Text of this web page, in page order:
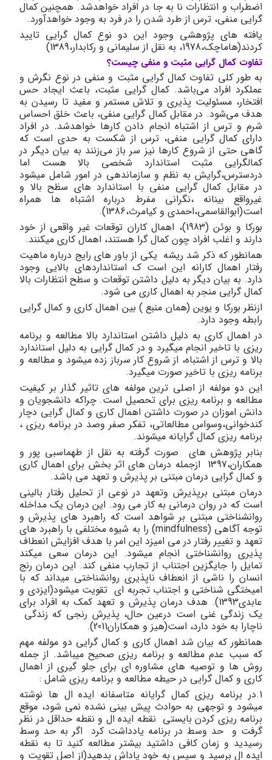
اضطراب و انتظارات نا به جا در افراد خواهد‌شد. همچنین کمال‌
گرایی منفی، ترس از طرد شدن را در فرد به وجود خواهد‌آورد.
یافته های پژوهشی وجود این دو نوع کمال گرایی تایید
کردند(هاماچک،1978، به نقل از سلیمانی و رکابدار،1389)
تفاوت کمال گرایی مثبت و منفی چیست؟
به طور کلی تفاوت کمال‌ گرایی مثبت و منفی در نوع نگرش و
عملکرد افراد می‌باشد. کمال‌ گرایی مثبت، باعث ایجاد حس
افتخار، مسئولیت پذیری و تلاش مستمر و مفید تا رسیدن به
هدف می‌شود. در مقابل کمال‌ گرایی منفی، باعث خلق احساس
شرم و ترس از اشتباه انجام دادن کارها خواهد‌شد. در افراد
دارای کمال‌ گرایی منفی، ترس از شکست به حدی است که
گاهی حتی از شروع کارها نیز سر باز می‌زنند به بیان دیگر در
کمالگرایی مثبت استاندارد شخصی بالا هست اما
دردسترس،گرایش به نظم و سازماندهی در امور شامل میشود
در مقابل کمال گرایی منفی با استاندارد های سظح بالا و
غیرواقع بینانه ،نگرانی مفرط درباره اشتباه ها همراه
است(ابوالقاسمی،احمدی و کیامرث،1386).
بورکا و بوئن (1983)، اهمال کاران توقعات غیر واقعی از خود
دارند و اغلب افراد چون کمال گرا هستند، اهمال کاری میکنند.
همانطور که ذکر شد ریشه یکی از باور های رایج درباره ماهیت
رفتار اهمال کارانه این است ک استانداردهای بالایی وجود
دارد. به بیان دیگر به دلیل داشتن توقعات و سطح انتظارات بالا
کمال گرایی منجر به اهمال کاری می شود.
ازنظر بورکا و یوین (همان منبع ) بین اهمال کاری و کمال گرایی
رابطه وجود دارد.
در اهمال کاری به دلیل داشتن استاندارد بالا مطالعه و برنامه
ریزی با تاخیر انجام میگیرد و در کمال گرایی به دلیل استاندارد
بالا و ترس از اشتباه، از شروع کار سرباز زده میشود و مطالعه و
برنامه ریزی با تاخیر صورت میگیرد.
این دو مولفه از اصلی ترین مولفه های تاثیر گذار بر کیفیت
مطالعه و برنامه ریزی برای تحصیل است. چراکه دانشجویان و
دانش اموزان در صورت داشتن اهمال کاری و کمال گرایی دچار
کندخوانی،وسواس مطالعاتی، تفکر صفر وصد در برنامه ریزی ،
برنامه ریزی کمال گرایانه میشوند.
بنابر پژوهش های صورت گرفته به نقل از طهماسبی پور و
همکاران،1397 ازجمله درمان های اثر بخش برای اهمال کاری
و کمال گرایی درمان مبتنی بر پذیرش و تعهد می باشد.
درمان مبتنی برپذیرش وتعهد در نوعی از تحلیل رفتار بالینی
است که در روان درمانی به کار می رود. این درمان یک مداخله
روانشناختی مبتنی بر شواهد است که راهبرد های پذیرش و
توجه آگاهی (mindfulness) را به شیوه مختلفی با راهبرد های
تعهد و تغییر رفتار در می امیزد این امر با هدف افزایش انعطاف
پذیری روانشناختی انجام میشود. این درمان سعی میکند
تمایل را جایگزین اجتناب از تجارب منفی کند. این درمان رنج
انسان را ناشی از انعطاف ناپذیری روانشناختی میداند که با
امیختگی شناختی و اجتناب تجربه ای تقویت میشود(ایزدی و
عابدی1393). هدف درمان پذیرش و تعهد کمک به افراد برای
یک زندگی غنی است درعین حال، پذیرش رنجی که زندگی
ناچارا به خود دارد، است(هیز و همکاران2011).
همانطور که بیان شد اهمال کاری و کمال گرایی دو مولفه مهم
که سبب عدم مطالعه و برنامه ریزی صحیح میباشد. از جمله
روش ها و توصیه های مشاوره ای برای جلو گیری از اهمال
کاری و کمال گرایی در حیطه مطالعه و برنامه ریزی شامل :
1.در برنامه ریزی کمال گرایانه متاسفانه ایده ال ها نوشته
میشود و توجهی به حوادث پیش بینی نشده نمی شود، موقع
برنامه ریزی کردن بایستی نقطه ایده ال و نقطه حداقل در نظر
گرفت و حد وسط در برنامه یادداشت کرد اگر به حد وسط
رسیدید و زمان کافی داشتید بیشتر مطالعه کنید تا به نقطه
ایده ال برسید و سپس به خود پاداش بدهید(از اصل تقویت و